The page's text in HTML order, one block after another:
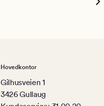
Hovedkontor
Gilhusveien 1
3426 Gullaug